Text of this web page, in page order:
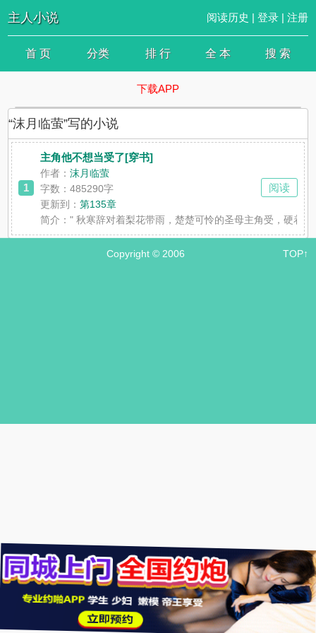
主人小说 阅读历史 | 登录| 注册
首 页 分类 排 行 全 本 搜 索
下载APP
“沫月临萤”写的小说
1
主角他不想当受了[穿书]
作者：沫月临萤
字数：485290字
更新到：第135章
简介：" 秋寒辞对着梨花带雨，楚楚可怜的圣母主角受，硬着
阅读
Copyright © 2006 TOP↑